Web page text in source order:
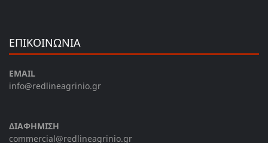
ΕΠΙΚΟΙΝΩΝΙΑ
EMAIL
info@redlineagrinio.gr
ΔΙΑΦΗΜΙΣΗ
commercial@redlineagrinio.gr